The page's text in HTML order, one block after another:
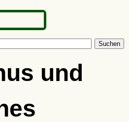
Suchen
und